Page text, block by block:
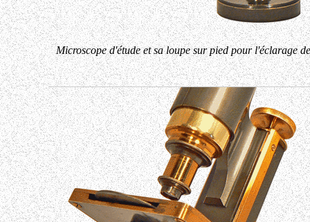
Microscope d'étude et sa loupe sur pied pour l'éclarage